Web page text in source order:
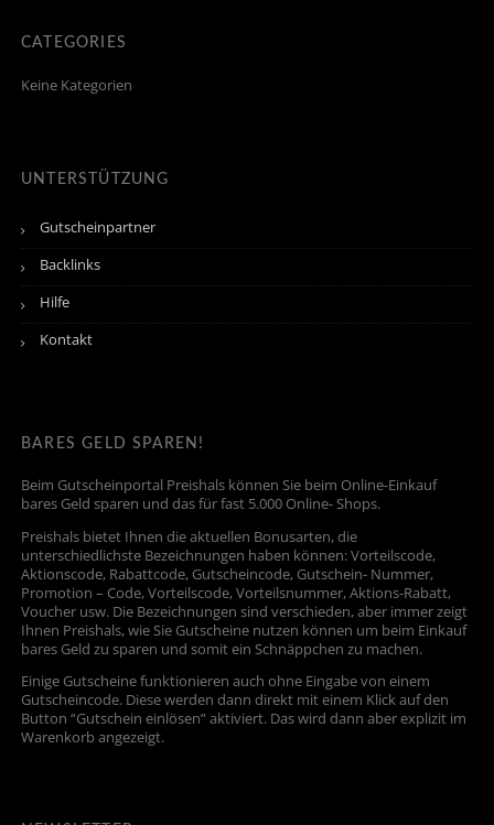
CATEGORIES
Keine Kategorien
UNTERSTÜTZUNG
Gutscheinpartner
Backlinks
Hilfe
Kontakt
BARES GELD SPAREN!
Beim Gutscheinportal Preishals können Sie beim Online-Einkauf
bares Geld sparen und das für fast 5.000 Online- Shops.
Preishals bietet Ihnen die aktuellen Bonusarten, die
unterschiedlichste Bezeichnungen haben können: Vorteilscode,
Aktionscode, Rabattcode, Gutscheincode, Gutschein- Nummer,
Promotion – Code, Vorteilscode, Vorteilsnummer, Aktions-Rabatt,
Voucher usw. Die Bezeichnungen sind verschieden, aber immer zeigt
Ihnen Preishals, wie Sie Gutscheine nutzen können um beim Einkauf
bares Geld zu sparen und somit ein Schnäppchen zu machen.
Einige Gutscheine funktionieren auch ohne Eingabe von einem
Gutscheincode. Diese werden dann direkt mit einem Klick auf den
Button “Gutschein einlösen” aktiviert. Das wird dann aber explizit im
Warenkorb angezeigt.